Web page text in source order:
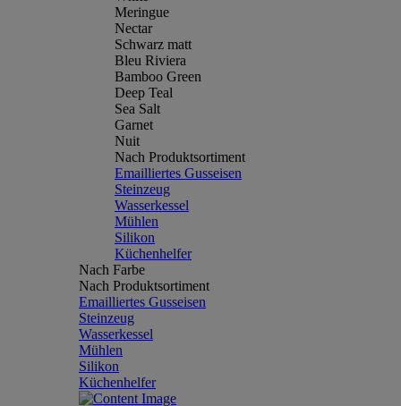
Meringue
Nectar
Schwarz matt
Bleu Riviera
Bamboo Green
Deep Teal
Sea Salt
Garnet
Nuit
Nach Produktsortiment
Emailliertes Gusseisen
Steinzeug
Wasserkessel
Mühlen
Silikon
Küchenhelfer
Nach Farbe
Nach Produktsortiment
Emailliertes Gusseisen
Steinzeug
Wasserkessel
Mühlen
Silikon
Küchenhelfer